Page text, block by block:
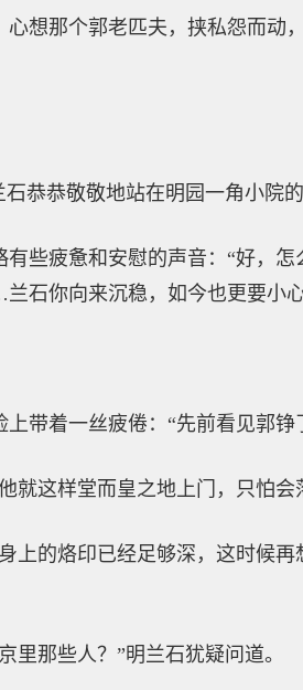
想那个郭老匹夫，挟私怨而动
恭恭敬敬地站在明园一角小院
些疲惫和安慰的声音：“好，
石你向来沉稳，如今也更要小
带着一丝疲倦：“先前看见郭铮
就这样堂而皇之地上门，只怕会
上的烙印已经足够深，这时候
那些人？”明兰石犹疑问道。